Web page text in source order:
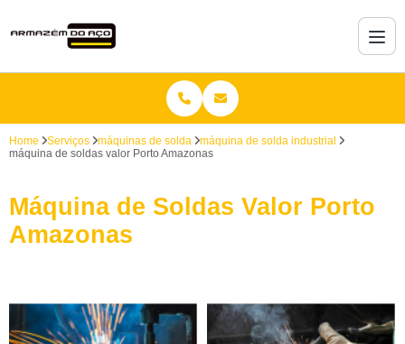
Home Serviços máquinas de solda
máquina de solda industrial
máquina de soldas valor Porto Amazonas
Máquina de Soldas Valor Porto
Amazonas